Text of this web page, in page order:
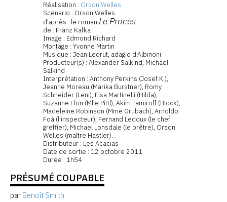
Réalisation : Orson Welles
Scénario : Orson Welles
d'après : le roman Le Procès
de : Franz Kafka
Image : Edmond Richard
Montage : Yvonne Martin
Musique : Jean Ledrut, adagio d'Albinoni
Producteur(s) : Alexander Salkind, Michael
Salkind
Interprétation : Anthony Perkins (Josef K.),
Jeanne Moreau (Marika Burstner), Romy
Schneider (Leni), Elsa Martinelli (Hilda),
Suzanne Flon (Mlle Pittl), Akim Tamiroff (Block),
Madeleine Robinson (Mme Grubach), Arnoldo
Foà (l'inspecteur), Fernand Ledoux (le chef
greffier), Michael Lonsdale (le prêtre), Orson
Welles (maître Hastler)...
Distributeur : Les Acacias
Date de sortie : 12 octobre 2011
Durée : 1h54
PRÉSUMÉ COUPABLE
par Benoît Smith